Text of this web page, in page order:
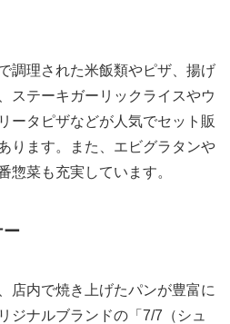
調理された米飯類やピザ、揚げ
ステーキガーリックライスやウ
ータピザなどが人気でセット販
ります。​また、エビグラタンや
惣菜も充実しています。
ー
店内で焼き上げたパンが豊富に
ジナルブランドの「7/7（シュ